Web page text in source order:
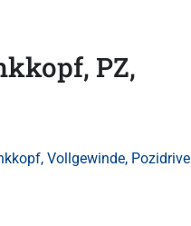
PZ,
Vollgewinde, Pozidrive